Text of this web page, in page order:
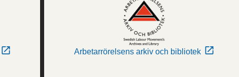
Arbetarrörelsens arkiv och bibliotek